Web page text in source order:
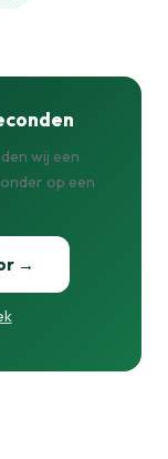
wij een
op een
→